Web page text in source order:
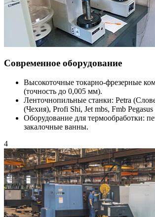
Современное оборудование
Высокоточные токарно-фрезерные
(точность до 0,005 мм).
Ленточнопильные станки: Petra
(Чехия), Profi Shi, Jet mbs, Fmb
Оборудование для термообработки:
закалочные ванны.
4